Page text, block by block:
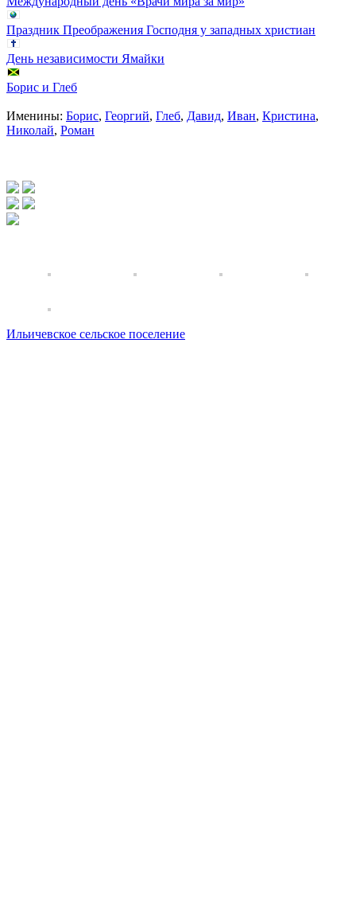
Праздник Преображения Господня у западных христиан
День независимости Ямайки
Борис и Глеб
Именины: Борис, Георгий, Глеб, Давид, Иван, Кристина,
Николай, Роман
Ильичевское сельское поселение